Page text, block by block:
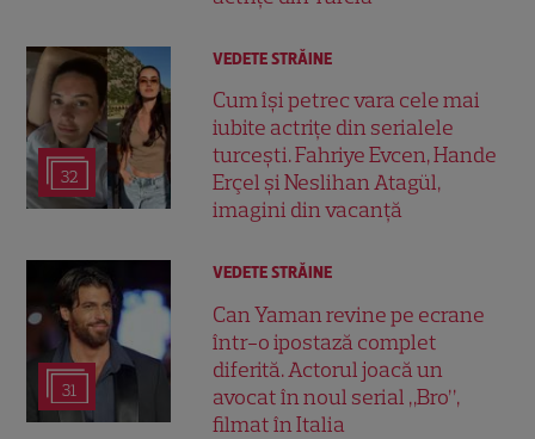
32
VEDETE STRĂINE
Cum își petrec vara cele mai
iubite actrițe din serialele
turcești. Fahriye Evcen, Hande
Erçel și Neslihan Atagül,
imagini din vacanță
31
VEDETE STRĂINE
Can Yaman revine pe ecrane
într-o ipostază complet
diferită. Actorul joacă un
avocat în noul serial „Bro”,
filmat în Italia